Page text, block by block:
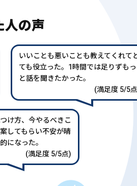
人の声
いいことも悪いことも教えてくれて
ても役立った。1時間では足りずもっ
と話を聞きたかった。
(満足度 5/5
け方、今やるべきこ
してもらい不安が晴
になった。
(満足度 5/5点)